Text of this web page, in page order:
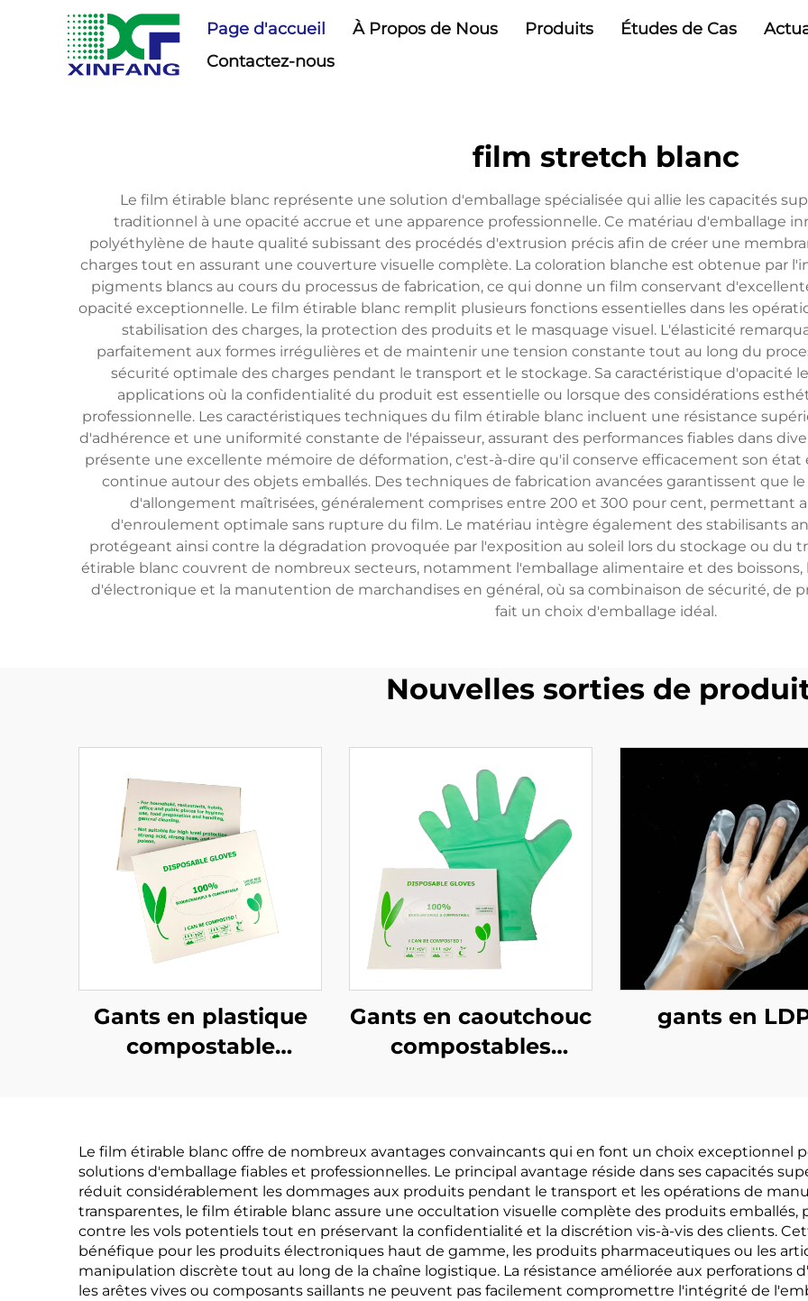
Page d'accueil À Propos de Nous Produits Études de Cas
Contactez-nous
film stretch blanc
Le film étirable blanc représente une solution d'emballage spécialisée qui allie les capacités
traditionnel à une opacité accrue et une apparence professionnelle. Ce matériau d'emballage
polyéthylène de haute qualité subissant des procédés d'extrusion précis afin de créer une
charges tout en assurant une couverture visuelle complète. La coloration blanche est obtenue par
pigments blancs au cours du processus de fabrication, ce qui donne un film conservant
opacité exceptionnelle. Le film étirable blanc remplit plusieurs fonctions essentielles dans les
stabilisation des charges, la protection des produits et le masquage visuel. L'élasticité
parfaitement aux formes irrégulières et de maintenir une tension constante tout au long du
sécurité optimale des charges pendant le transport et le stockage. Sa caractéristique d'opacité
applications où la confidentialité du produit est essentielle ou lorsque des considérations
professionnelle. Les caractéristiques techniques du film étirable blanc incluent une résistance
d'adhérence et une uniformité constante de l'épaisseur, assurant des performances fiables dans
présente une excellente mémoire de déformation, c'est-à-dire qu'il conserve efficacement son
continue autour des objets emballés. Des techniques de fabrication avancées garantissent que
d'allongement maîtrisées, généralement comprises entre 200 et 300 pour cent, permettant
d'enroulement optimale sans rupture du film. Le matériau intègre également des stabilisants
protégeant ainsi contre la dégradation provoquée par l'exposition au soleil lors du stockage ou du
étirable blanc couvrent de nombreux secteurs, notamment l'emballage alimentaire et des
d'électronique et la manutention de marchandises en général, où sa combinaison de sécurité, de
fait un choix d'emballage idéal.
Nouvelles sorties de
Gants en plastique
compostable
maïs
Gants en caoutchouc
compostables
maïs
gants en
Le film étirable blanc offre de nombreux avantages convaincants qui en font un choix exceptionnel
solutions d'emballage fiables et professionnelles. Le principal avantage réside dans ses capacités
réduit considérablement les dommages aux produits pendant le transport et les opérations de
transparentes, le film étirable blanc assure une occultation visuelle complète des produits emballés,
contre les vols potentiels tout en préservant la confidentialité et la discrétion vis-à-vis des clients.
bénéfique pour les produits électroniques haut de gamme, les produits pharmaceutiques ou les
manipulation discrète tout au long de la chaîne logistique. La résistance améliorée aux perforations
les arêtes vives ou composants saillants ne peuvent pas facilement compromettre l'intégrité de